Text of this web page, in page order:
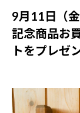
9月11日（
記念商品お
トをプレゼ